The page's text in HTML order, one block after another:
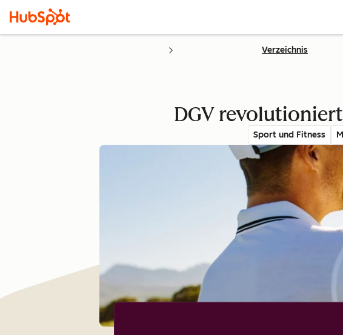
Verzeichnis
DGV
Sport und Fitness